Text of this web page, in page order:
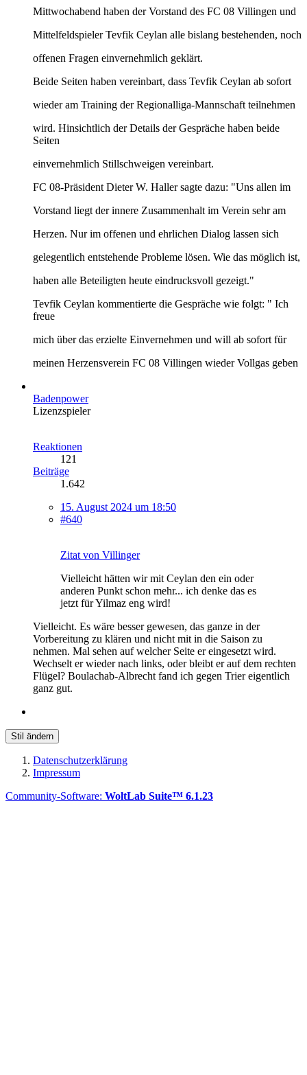
Mittwochabend haben der Vorstand des FC 08 Villingen und
Mittelfeldspieler Tevfik Ceylan alle bislang bestehenden, noch
offenen Fragen einvernehmlich geklärt.
Beide Seiten haben vereinbart, dass Tevfik Ceylan ab sofort
wieder am Training der Regionalliga-Mannschaft teilnehmen
wird. Hinsichtlich der Details der Gespräche haben beide
Seiten
einvernehmlich Stillschweigen vereinbart.
FC 08-Präsident Dieter W. Haller sagte dazu: "Uns allen im
Vorstand liegt der innere Zusammenhalt im Verein sehr am
Herzen. Nur im offenen und ehrlichen Dialog lassen sich
gelegentlich entstehende Probleme lösen. Wie das möglich ist,
haben alle Beteiligten heute eindrucksvoll gezeigt."
Tevfik Ceylan kommentierte die Gespräche wie folgt: " Ich
freue
mich über das erzielte Einvernehmen und will ab sofort für
meinen Herzensverein FC 08 Villingen wieder Vollgas geben
Badenpower
Lizenzspieler
Reaktionen
121
Beiträge
1.642
15. August 2024 um 18:50
#640
Zitat von Villinger
Vielleicht hätten wir mit Ceylan den ein oder
anderen Punkt schon mehr... ich denke das es
jetzt für Yilmaz eng wird!
Vielleicht. Es wäre besser gewesen, das ganze in der
Vorbereitung zu klären und nicht mit in die Saison zu
nehmen. Mal sehen auf welcher Seite er eingesetzt wird.
Wechselt er wieder nach links, oder bleibt er auf dem rechten
Flügel? Boulachab-Albrecht fand ich gegen Trier eigentlich
ganz gut.
Stil ändern
Datenschutzerklärung
Impressum
Community-Software: WoltLab Suite™ 6.1.23